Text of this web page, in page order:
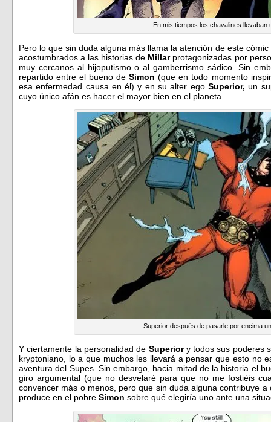
En mis tiempos los chavalines llevaban
Pero lo que sin duda alguna más llama la atención de este
acostumbrados a las historias de Millarprotagonizadas por
muy cercanos al hijoputismo o al gamberrismo sádico. Sin
repartido entre el bueno deSimon (que en todo momento
esa enfermedad causa en él) y en su alter ego Superior,un
cuyo único afán es hacer el mayor bien en el planeta.
Superior después de pasarle por encima
Y ciertamente la personalidad de Superiory todos sus poderes
kryptoniano, lo a que muchos les llevará a pensar que esto no
aventura del Supes. Sin embargo, hacia mitad de la historia el
giro argumental (que no desvelaré para que no me fostiéis
convencer más o menos, pero que sin duda alguna contribuye
produce en el pobre Simon sobre qué elegiría uno ante una